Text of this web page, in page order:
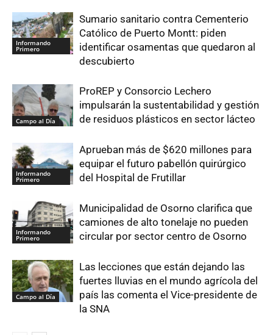
Informando
Primero
Sumario sanitario contra Cementerio
Católico de Puerto Montt: piden
identificar osamentas que quedaron al
descubierto
Campo al Día
ProREP y Consorcio Lechero
impulsarán la sustentabilidad y gestión
de residuos plásticos en sector lácteo
Informando
Primero
Aprueban más de $620 millones para
equipar el futuro pabellón quirúrgico
del Hospital de Frutillar
Informando
Primero
Municipalidad de Osorno clarifica que
camiones de alto tonelaje no pueden
circular por sector centro de Osorno
Campo al Día
Las lecciones que están dejando las
fuertes lluvias en el mundo agrícola del
país las comenta el Vice-presidente de
la SNA